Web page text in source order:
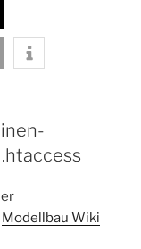
Modellbau Wiki